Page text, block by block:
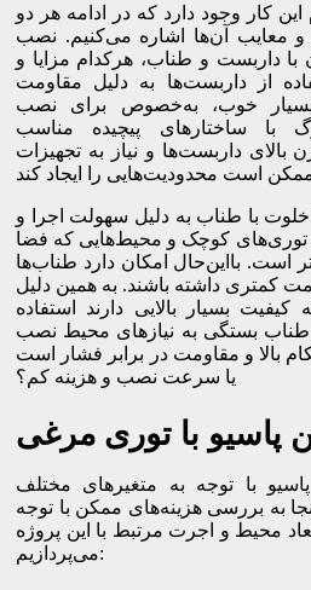
کار وجود دارد که در ادامه هر دو
و معایب آن‌ها اشاره می‌کنیم. نصب
داربست و طناب، هرکدام مزایا و
از داربست‌ها به دلیل مقاومت
بسیار خوب، به‌خصوص برای نصب
با ساختارهای پیچیده مناسب
بالای داربست‌ها و نیاز به تجهیزات
با طناب به دلیل سهولت اجرا و
توری‌های کوچک و محیط‌هایی که فضا
است. بااین‌حال امکان دارد طناب‌ها
کمتری داشته باشند. به همین دلیل
بسیار بالایی دارند استفاده
طناب بستگی به نیازهای محیط نصب
بالا و مقاومت در برابر فشار است
یا سرعت نصب و هزینه کم؟
پاسیو با توری مرغی
با توجه به متغیرهای مختلف
به بررسی هزینه‌های ممکن با توجه
محیط و اجرت مرتبط با این پروژه
می‌پردازیم: